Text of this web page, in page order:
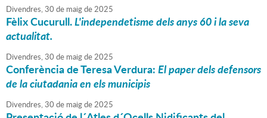
Divendres,30 de maigde2025
Fèlix Cucurull.L'independetisme dels anys 60 i la seva
actualitat.
Divendres,30 de maigde2025
Conferència de Teresa Verdura:El paper dels defensors
de la ciutadania en els municipis
Divendres,30 de maigde2025